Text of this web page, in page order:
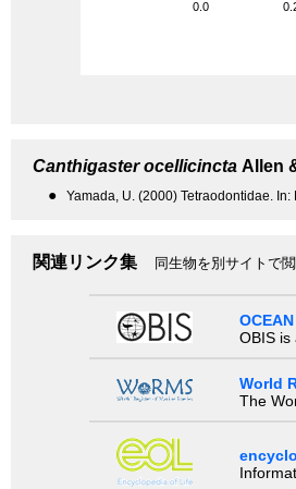
0.0
Canthigaster ocellicincta Allen
● Yamada, U. (2000) Tetraodontidae.
関連リンク集 同生物を別サイトで
OBIS is
World
The